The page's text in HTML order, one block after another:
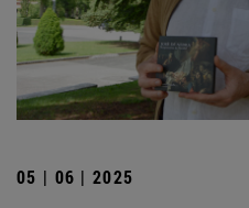
05 | 06 | 2025